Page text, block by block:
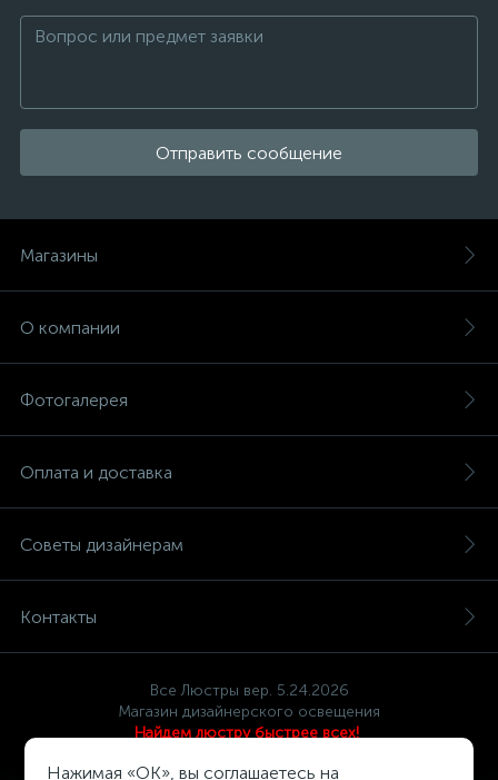
Отправить сообщение
Магазины
О компании
Фотогалерея
Оплата и доставка
Советы дизайнерам
Контакты
Все Люстры вер. 5.24.2026
Магазин дизайнерского освещения
Найдем люстру быстрее всех!
Политика компании в отношении обработки персональных
Нажимая «OK», вы соглашаетесь на